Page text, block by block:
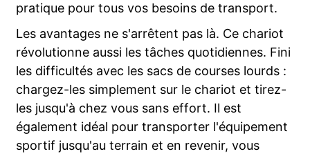
pratique pour tous vos besoins de transport.
Les avantages ne s'arrêtent pas là. Ce chariot
révolutionne aussi les tâches quotidiennes. Fini
les difficultés avec les sacs de courses lourds :
chargez-les simplement sur le chariot et tirez-
les jusqu'à chez vous sans effort. Il est
également idéal pour transporter l'équipement
sportif jusqu'au terrain et en revenir, vous